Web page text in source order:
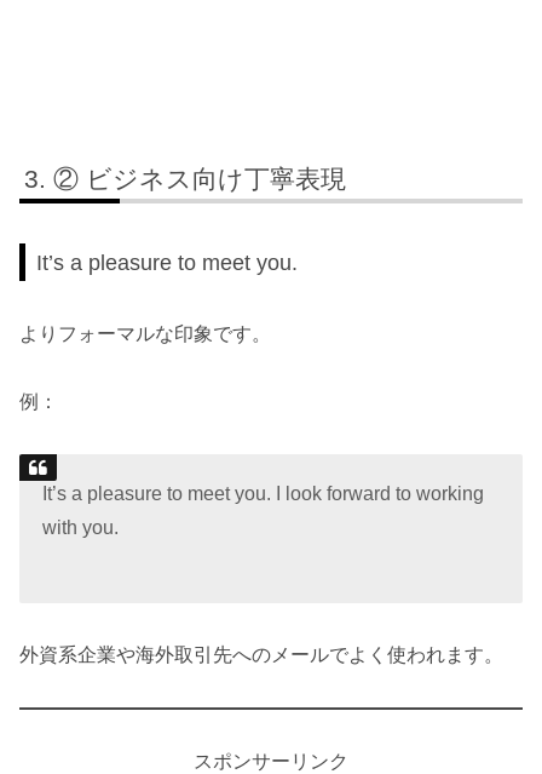
② ビジネス向け丁寧表現
It’s a pleasure to meet you.
よりフォーマルな印象です。
例：
It’s a pleasure to meet you. I look forward to working
with you.
外資系企業や海外取引先へのメールでよく使われます。
スポンサーリンク